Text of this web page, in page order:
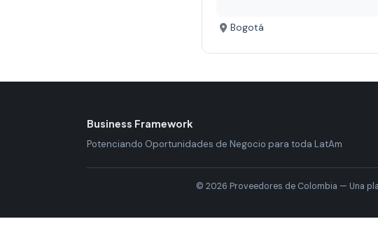
Bogotá
Business Framework
Potenciando Oportunidades de Negocio para toda LatAm
© 2026 Proveedores de Colombia — Una